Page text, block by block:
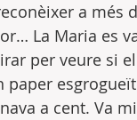
a més
La Maria es
per veure si
a cent. Va